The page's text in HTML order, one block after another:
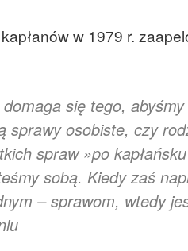
w 1979 r.
się tego,
sprawy osobiste, czy
spraw »po
sobą. Kiedy zaś
– sprawom, wtedy